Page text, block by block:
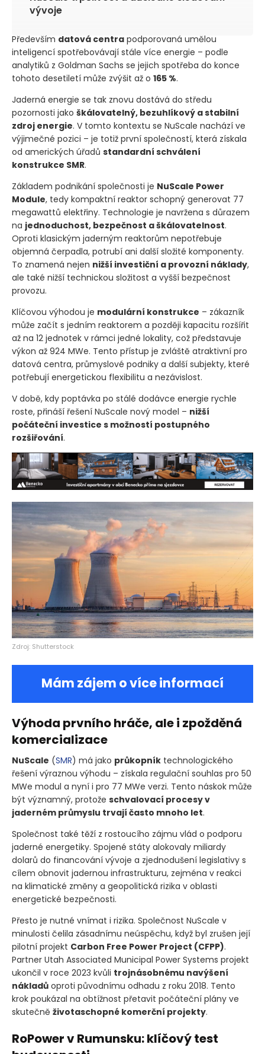
vývoje
Především datová centra podporovaná umělou
inteligencí spotřebovávají stále více energie – podle
analytiků z Goldman Sachs se jejich spotřeba do konce
tohoto desetiletí může zvýšit až o 165 %.
Jaderná energie se tak znovu dostává do středu
pozornosti jako škálovatelný, bezuhlíkový a stabilní
zdroj energie. V tomto kontextu se NuScale nachází ve
výjimečné pozici – je totiž první společností, která získala
od amerických úřadů standardní schválení
konstrukce SMR.
Základem podnikání společnosti je NuScale Power
Module, tedy kompaktní reaktor schopný generovat 77
megawattů elektřiny. Technologie je navržena s důrazem
na jednoduchost, bezpečnost a škálovatelnost.
Oproti klasickým jaderným reaktorům nepotřebuje
objemná čerpadla, potrubí ani další složité komponenty.
To znamená nejen nižší investiční a provozní náklady,
ale také nižší technickou složitost a vyšší bezpečnost
provozu.
Klíčovou výhodou je modulární konstrukce – zákazník
může začít s jedním reaktorem a později kapacitu rozšířit
až na 12 jednotek v rámci jedné lokality, což představuje
výkon až 924 MWe. Tento přístup je zvláště atraktivní pro
datová centra, průmyslové podniky a další subjekty, které
potřebují energetickou flexibilitu a nezávislost.
V době, kdy poptávka po stálé dodávce energie rychle
roste, přináší řešení NuScale nový model – nižší
počáteční investice s možností postupného
rozšiřování.
Zdroj: Shutterstock
Mám zájem o více informací
Výhoda prvního hráče, ale i zpožděná
komercializace
NuScale (SMR) má jako průkopník technologického
řešení výraznou výhodu – získala regulační souhlas pro 50
MWe modul a nyní i pro 77 MWe verzi. Tento náskok může
být významný, protože schvalovací procesy v
jaderném průmyslu trvají často mnoho let.
Společnost také těží z rostoucího zájmu vlád o podporu
jaderné energetiky. Spojené státy alokovaly miliardy
dolarů do financování vývoje a zjednodušení legislativy s
cílem obnovit jadernou infrastrukturu, zejména v reakci
na klimatické změny a geopolitická rizika v oblasti
energetické bezpečnosti.
Přesto je nutné vnímat i rizika. Společnost NuScale v
minulosti čelila zásadnímu neúspěchu, když byl zrušen její
pilotní projekt Carbon Free Power Project (CFPP).
Partner Utah Associated Municipal Power Systems projekt
ukončil v roce 2023 kvůli trojnásobnému navýšení
nákladů oproti původnímu odhadu z roku 2018. Tento
krok poukázal na obtížnost přetavit počáteční plány ve
skutečně životaschopné komerční projekty.
RoPower v Rumunsku: klíčový test